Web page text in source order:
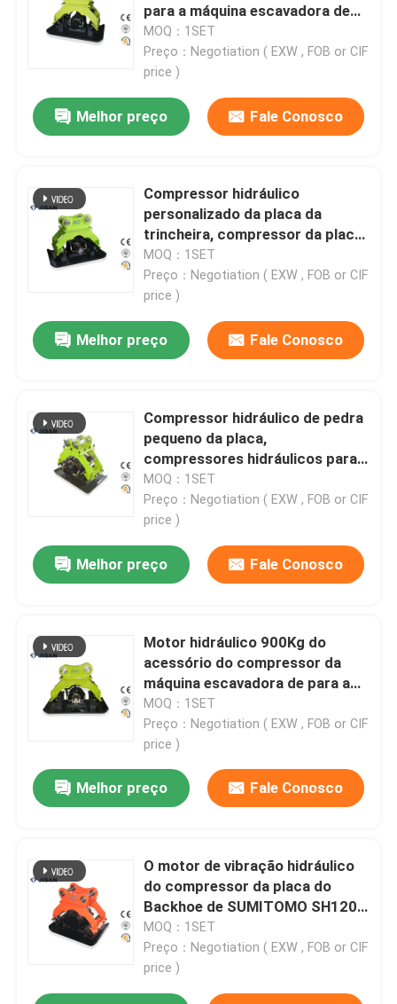
Sobre nós
Excursão da fábrica
Peça umas citações
Company News
Disjuntor da rocha do martelo
Máquina escavadora Mounted Pile Hammer
Tesouras do metal da máquina escavadora
Triturador do concreto da máquina escavadora
O log hidráulico luta
Garra da rocha da máquina escavadora
para a máquina escavadora de
Hyundai R220 R250
MOQ：1SET
Preço：Negotiation ( EXW , FOB or CIF
price )
Melhor preço Fale Conosco
Compressor hidráulico
personalizado da placa da
trincheira, compressor da placa
de aço para a máquina
escavadora CAT320 CAT322
MOQ：1SET
Preço：Negotiation ( EXW , FOB or CIF
price )
Melhor preço Fale Conosco
Compressor hidráulico de pedra
pequeno da placa,
compressores hidráulicos para
as máquinas escavadoras IHI
MOQ：1SET
Preço：Negotiation ( EXW , FOB or CIF
price )
Melhor preço Fale Conosco
Motor hidráulico 900Kg do
acessório do compressor da
máquina escavadora de para a
consolidação da trincheira
MOQ：1SET
Preço：Negotiation ( EXW , FOB or CIF
price )
Melhor preço Fale Conosco
O motor de vibração hidráulico
do compressor da placa do
Backhoe de SUMITOMO SH120
mais baixo propala
MOQ：1SET
Preço：Negotiation ( EXW , FOB or CIF
price )